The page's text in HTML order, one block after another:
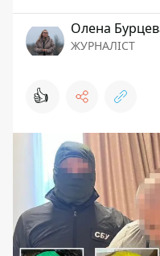
Олена
ЖУРНАЛІСТ
👍